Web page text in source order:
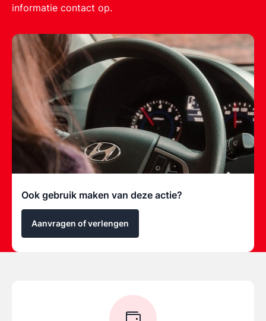
informatie contact op.
Ook gebruik maken van deze actie?
Aanvragen of verlengen